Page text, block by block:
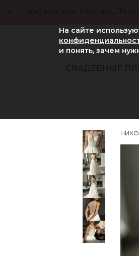
м. Шаболовская, Москва,
СВАДЕБНЫЕ
На сайте
и понять, зачем